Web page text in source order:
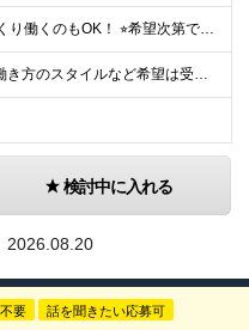
⭐︎週1日からゆっくり働くのもOK！ ⭐︎希望次第で収入UPも可能！ 当務（当直）／日給21,450円～24,700円 長夜勤／日給13,650円～15,275円 ※支給方法※ 15日締め、25日
≪通いやすさや働き方のスタイルなど希望は受け入れます！》 ★転居を伴う転勤なし ★直行直帰が基本 ★駅チカ・オープニング案件も多数 ・希望に応じて東京都内近郊、ほか神奈川・千葉・埼玉も含め、配属先を
検討中に入れる
2026.08.20
要 話を聞きたい応募可